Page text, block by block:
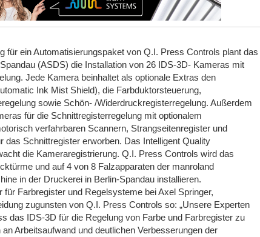
für ein Automatisierungspaket von Q.I. Press Controls plant das
(ASDS) die Installation von 26 IDS-3D- Kameras mit
Jede Kamera beinhaltet als optionale Extras den
Ink Mist Shield), die Farbduktorsteuerung,
sowie Schön- /Widerdruckregisterregelung. Außerdem
für die Schnittregisterregelung mit optionalem
verfahrbaren Scannern, Strangseitenregister und
das Schnittregister erworben. Das Intelligent Quality
die Kameraregistrierung. Q.I. Press Controls wird das
und auf 4 von 8 Falzapparaten der manroland
in der Druckerei in Berlin-Spandau installieren.
für Farbregister und Regelsysteme bei Axel Springer,
zugunsten von Q.I. Press Controls so: „Unsere Experten
das IDS-3D für die Regelung von Farbe und Farbregister zu
Arbeitsaufwand und deutlichen Verbesserungen der